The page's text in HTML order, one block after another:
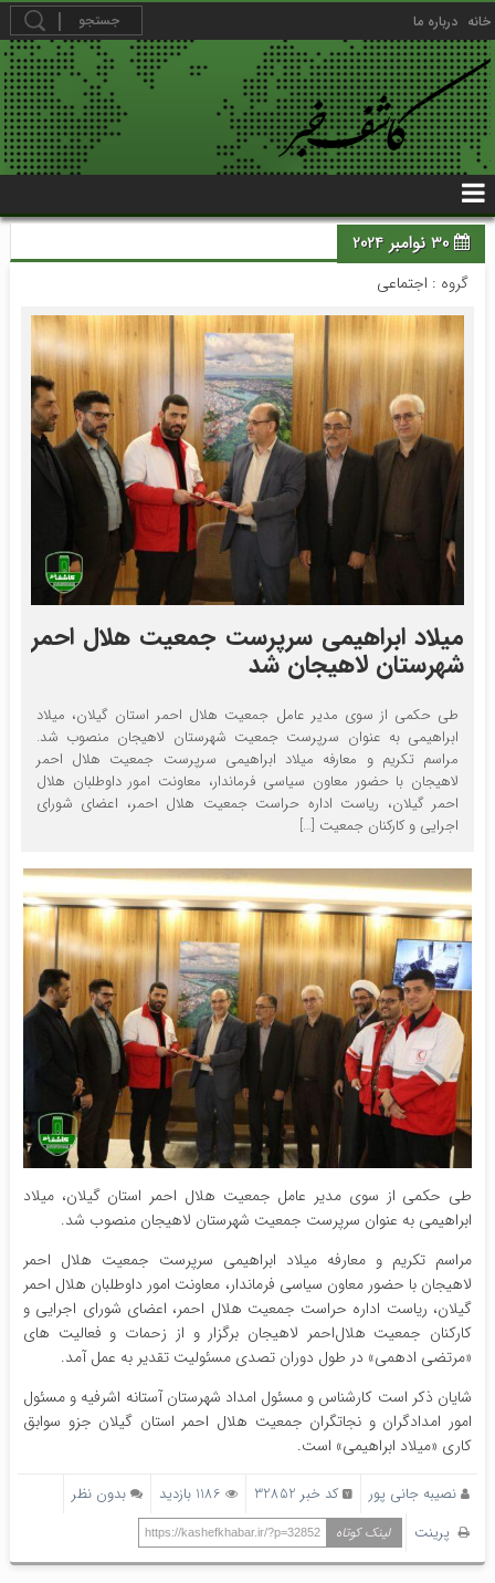
خانه درباره ما
30 نوامبر 2024
گروه : اجتماعی
میلاد ابراهیمی سرپرست جمعیت هلال احمر
شهرستان لاهیجان شد
طی حکمی از سوی مدیر عامل جمعیت هلال احمر استان گیلان، میلاد
ابراهیمی به عنوان سرپرست جمعیت شهرستان لاهیجان منصوب شد.
مراسم تکریم و معارفه میلاد ابراهیمی سرپرست جمعیت هلال احمر
لاهیجان با حضور معاون سیاسی فرماندار، معاونت امور داوطلبان هلال‌
احمر گیلان، ریاست اداره حراست جمعیت هلال احمر، اعضای شورای
اجرایی و کارکنان جمعیت […]
طی حکمی از سوی مدیر عامل جمعیت هلال احمر استان گیلان، میلاد
ابراهیمی به عنوان سرپرست جمعیت شهرستان لاهیجان منصوب شد.
مراسم تکریم و معارفه میلاد ابراهیمی سرپرست جمعیت هلال احمر
لاهیجان با حضور معاون سیاسی فرماندار، معاونت امور داوطلبان هلال‌ احمر
گیلان، ریاست اداره حراست جمعیت هلال احمر، اعضای شورای اجرایی و
کارکنان جمعیت هلال‌احمر لاهیجان برگزار و از زحمات و فعالیت های
«مرتضی ادهمی» در طول دوران تصدی مسئولیت تقدیر به عمل آمد.
شایان ذکر است کارشناس و مسئول امداد شهرستان آستانه اشرفیه و مسئول
امور امدادگران و نجاتگران جمعیت هلال احمر استان گیلان جزو سوابق
کاری «میلاد ابراهیمی» است.
نصیبه جانی پور کد خبر 32852 1186 بازدید
بدون نظر
پرینت
لینک کوتاه https://kashefkhabar.ir/?p=32852